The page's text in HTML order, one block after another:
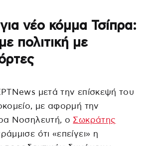
νέο κόμμα Τσίπρα:
πολιτική με
μετά την επίσκεψή του
με αφορμή την
Νοσηλευτή, ο Σωκράτης
ότι «επείγει» η